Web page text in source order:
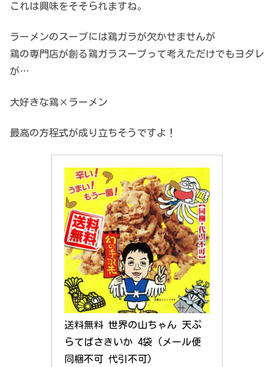
これは興味をそそられますね。
ラーメンのスープには鶏ガラが欠かせませんが
鶏の専門店が創る鶏ガラスープって考えただけでもヨダレ
が…
大好きな鶏×ラーメン
最高の方程式が成り立ちそうですよ！
送料無料 世界の山ちゃん 天ぷ
らてばさきいか 4袋 (メール便
同梱不可 代引不可)